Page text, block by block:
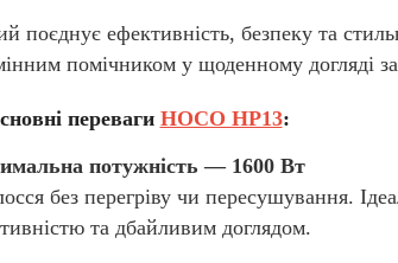
поєднує ефективність, безпеку та
помічником у щоденному догляді
переваги HOCO HP13:
потужність — 1600 Вт
без перегріву чи пересушування.
та дбайливим доглядом.